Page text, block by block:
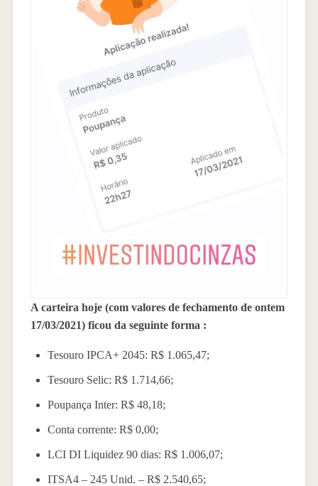
A carteira hoje (com valores de fechamento de ontem
17/03/2021) ficou da seguinte forma :
Tesouro IPCA+ 2045: R$ 1.065,47;
Tesouro Selic: R$ 1.714,66;
Poupança Inter: R$ 48,18;
Conta corrente: R$ 0,00;
LCI DI Liquidez 90 dias: R$ 1.006,07;
ITSA4 – 245 Unid. – R$ 2.540,65;